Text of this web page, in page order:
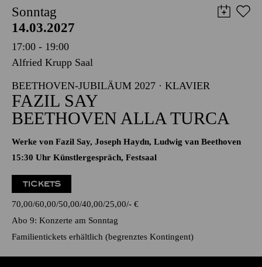
PHILHARMONIE ESSEN
Sonntag
14.03.2027
17:00 - 19:00
Alfried Krupp Saal
BEETHOVEN-JUBILÄUM 2027 · KLAVIER
FAZIL SAY
BEETHOVEN ALLA TURCA
Werke von Fazil Say, Joseph Haydn, Ludwig van Beethoven
15:30 Uhr Künstlergespräch, Festsaal
TICKETS
70,00 60,00 50,00 40,00 25,00 -€
Abo 9: Konzerte am Sonntag